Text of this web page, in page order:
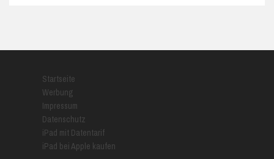
Startseite
Werbung
Impressum
Datenschutz
iPad mit Datentarif
iPad bei Apple kaufen